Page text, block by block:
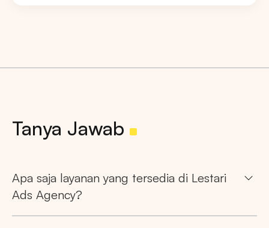
Tanya Jawab
Apa saja layanan yang tersedia di Lestari
Ads Agency?